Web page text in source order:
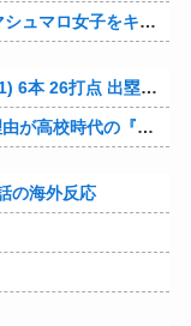
起用してしまうwwwwwwww
wRC+137 WAR+0.7
レ』だったｗｗｗｗ 他
の海外反応